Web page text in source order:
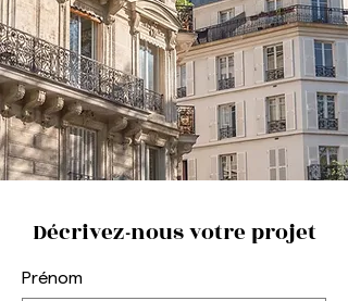
Décrivez-nous votre projet
Prénom